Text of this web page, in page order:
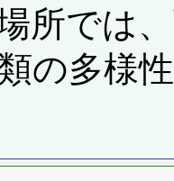
所では
の多様